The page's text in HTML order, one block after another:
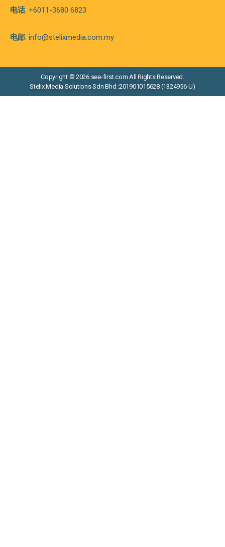
电话: +6011-3680 6823
电邮: info@stelixmedia.com.my
Copyright © 2026 see-first.com All Rights Reserved.
Stelix Media Solutions Sdn Bhd :201901015628 (1324956-U)